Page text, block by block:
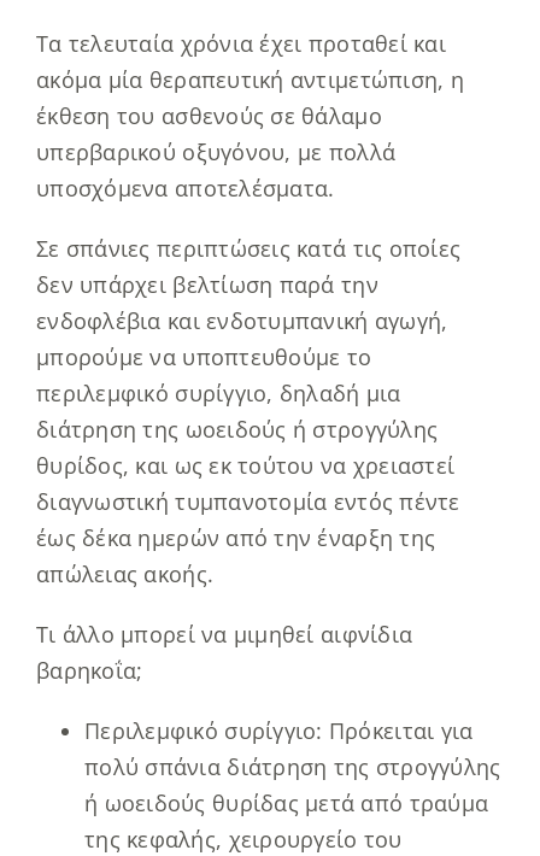
Τα τελευταία χρόνια έχει προταθεί και
ακόμα μία θεραπευτική αντιμετώπιση, η
έκθεση του ασθενούς σε θάλαμο
υπερβαρικού οξυγόνου, με πολλά
υποσχόμενα αποτελέσματα.
Σε σπάνιες περιπτώσεις κατά τις οποίες
δεν υπάρχει βελτίωση παρά την
ενδοφλέβια και ενδοτυμπανική αγωγή,
μπορούμε να υποπτευθούμε το
περιλεμφικό συρίγγιο, δηλαδή μια
διάτρηση της ωοειδούς ή στρογγύλης
θυρίδος, και ως εκ τούτου να χρειαστεί
διαγνωστική τυμπανοτομία εντός πέντε
έως δέκα ημερών από την έναρξη της
απώλειας ακοής.
Τι άλλο μπορεί να μιμηθεί αιφνίδια
βαρηκοΐα;
Περιλεμφικό συρίγγιο: Πρόκειται για
πολύ σπάνια διάτρηση της στρογγύλης
ή ωοειδούς θυρίδας μετά από τραύμα
της κεφαλής, χειρουργείο του